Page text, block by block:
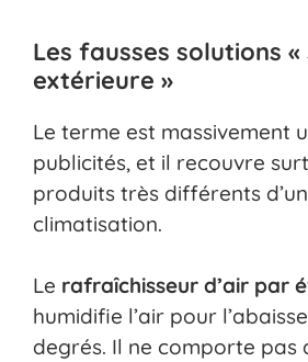
Les fausses solutions
extérieure »
Le terme est massivement
publicités, et il recouvre
produits très différents
climatisation.
Le rafraîchisseur d’air par
humidifie l’air pour
degrés. Il ne comporte pas